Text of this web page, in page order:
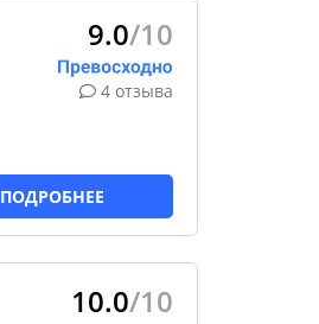
9.0/10
4 отзыва
ПОДРОБНЕЕ
10.0/10